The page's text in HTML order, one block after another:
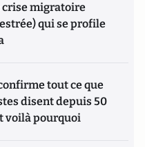
crise migratoire
qui se profile
tout ce que
disent depuis 50
voilà pourquoi